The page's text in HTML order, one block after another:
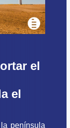
el
el
península